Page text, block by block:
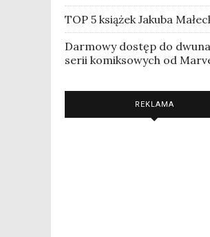
TOP 5 książek Jakuba
Darmowy dostęp do
serii komiksowych od
REKLAMA